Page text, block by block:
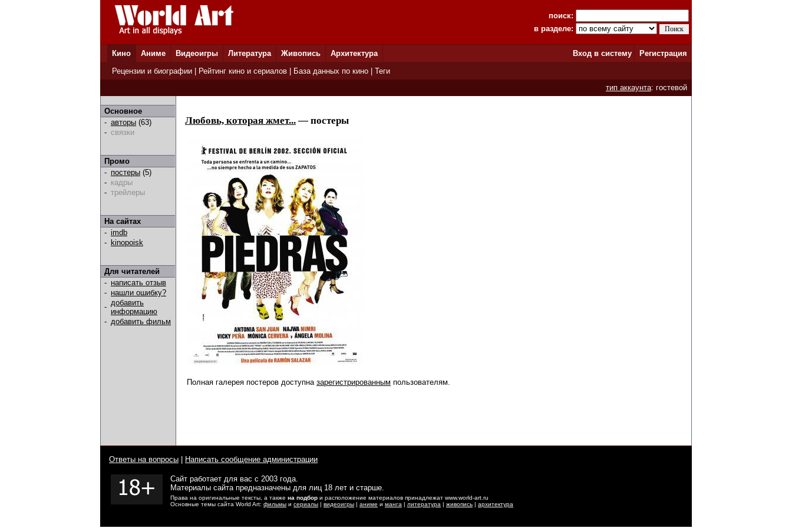
поиск:
в разделе:
Кино Аниме Видеоигры Литература Живопись Архитектура Вход в систему
Регистрация
Рецензии и биографии
Рейтинг кино и сериалов База данных по кино
Теги
тип аккаунта: гостевой
Основное
- авторы (63)
- связки
Промо
- постеры (5)
- кадры
- трейлеры
На сайтах
- imdb
- kinopoisk
Для читателей
- написать отзыв
- нашли ошибку?
- добавить
информацию
- добавить фильм
Любовь, которая жмет...— постеры
Полная галерея постеров доступна зарегистрированным пользователям.
Ответы на вопросы Написать сообщение администрации
Сайт работает для вас с 2003 года.
Материалы сайта предназначены для лиц 18 лет и старше.
Права на оригинальные тексты, а также на подбор и расположение материалов принадлежат www.world-art.ru
Основные темы сайта World Art: фильмы и сериалы | видеоигры | аниме и манга | литература | живопись | архитектура